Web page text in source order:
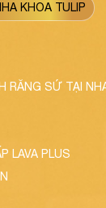
KHOA TULIP
RĂNG SỨ TẠI
LAVA PLUS